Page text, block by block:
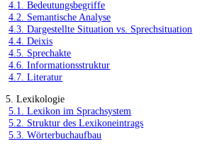
4.1. Bedeutungsbegriffe
4.2. Semantische Analyse
4.3. Dargestellte Situation vs. Sprechsituation
4.4. Deixis
4.5. Sprechakte
4.6. Informationsstruktur
4.7. Literatur
5. Lexikologie
5.1. Lexikon im Sprachsystem
5.2. Struktur des Lexikoneintrags
5.3. Wörterbuchaufbau